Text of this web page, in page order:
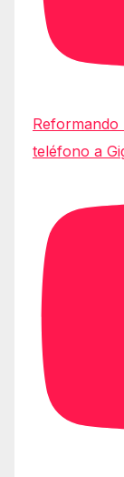
Reformando
teléfono a